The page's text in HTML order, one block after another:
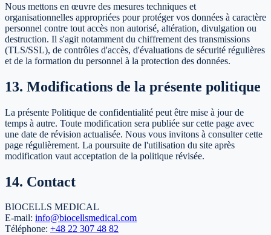
Nous mettons en œuvre des mesures techniques et
organisationnelles appropriées pour protéger vos données à caractère
personnel contre tout accès non autorisé, altération, divulgation ou
destruction. Il s'agit notamment du chiffrement des transmissions
(TLS/SSL), de contrôles d'accès, d'évaluations de sécurité régulières
et de la formation du personnel à la protection des données.
13. Modifications de la présente politique
La présente Politique de confidentialité peut être mise à jour de
temps à autre. Toute modification sera publiée sur cette page avec
une date de révision actualisée. Nous vous invitons à consulter cette
page régulièrement. La poursuite de l'utilisation du site après
modification vaut acceptation de la politique révisée.
14. Contact
BIOCELLS MEDICAL
E-mail: info@biocellsmedical.com
Téléphone: +48 22 307 48 82